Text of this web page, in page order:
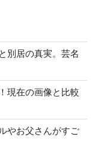
別居の真実。芸名
現在の画像と比較
やお父さんがすご